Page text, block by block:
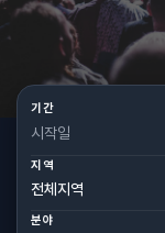
기간
지역
분야